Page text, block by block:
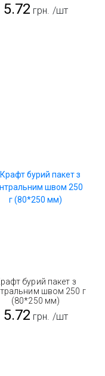
5.72 грн. /шт
бурий пакет з
швом 250 г
(80*250 мм)
5.72 грн. /шт